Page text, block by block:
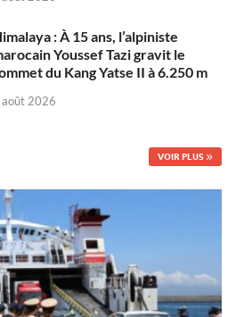
: À 15 ans, l’alpiniste
Youssef Tazi gravit le
du Kang Yatse II à 6.250 m
août 2026
VOIR PLUS